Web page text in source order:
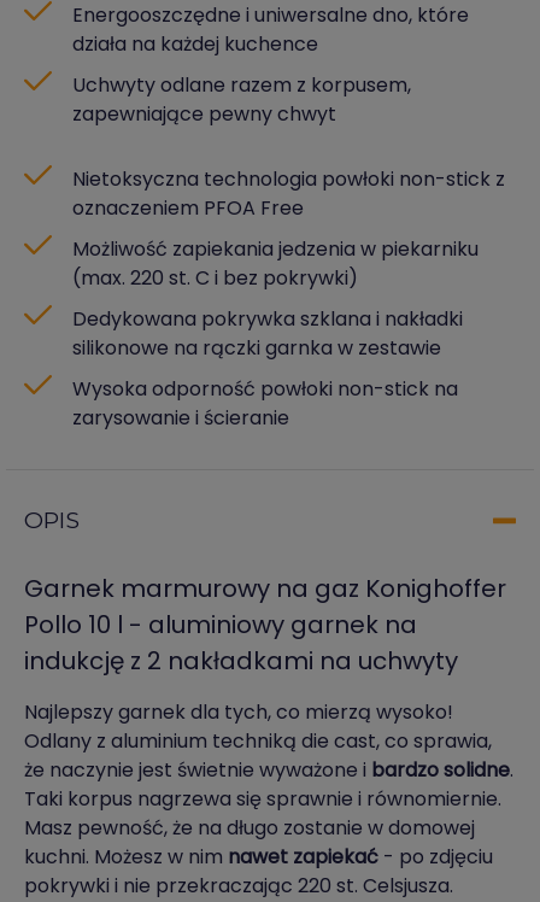
Energooszczędne i uniwersalne dno, które
działa na każdej kuchence
Uchwyty odlane razem z korpusem,
zapewniające pewny chwyt
Nietoksyczna technologia powłoki non-stick z
oznaczeniem PFOA Free
Możliwość zapiekania jedzenia w piekarniku
(max. 220 st. C i bez pokrywki)
Dedykowana pokrywka szklana i nakładki
silikonowe na rączki garnka w zestawie
Wysoka odporność powłoki non-stick na
zarysowanie i ścieranie
OPIS
Garnek marmurowy na gaz Konighoffer
Pollo 10 l - aluminiowy garnek na
indukcję z 2 nakładkami na uchwyty
Najlepszy garnek dla tych, co mierzą wysoko!
Odlany z aluminium techniką die cast, co sprawia,
że naczynie jest świetnie wyważone i bardzo solidne.
Taki korpus nagrzewa się sprawnie i równomiernie.
Masz pewność, że na długo zostanie w domowej
kuchni. Możesz w nim nawet zapiekać - po zdjęciu
pokrywki i nie przekraczając 220 st. Celsjusza.